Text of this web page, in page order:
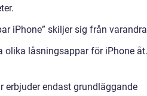
iPhone” skiljer sig från varandra
låsningsappar för iPhone
endast grundläggande